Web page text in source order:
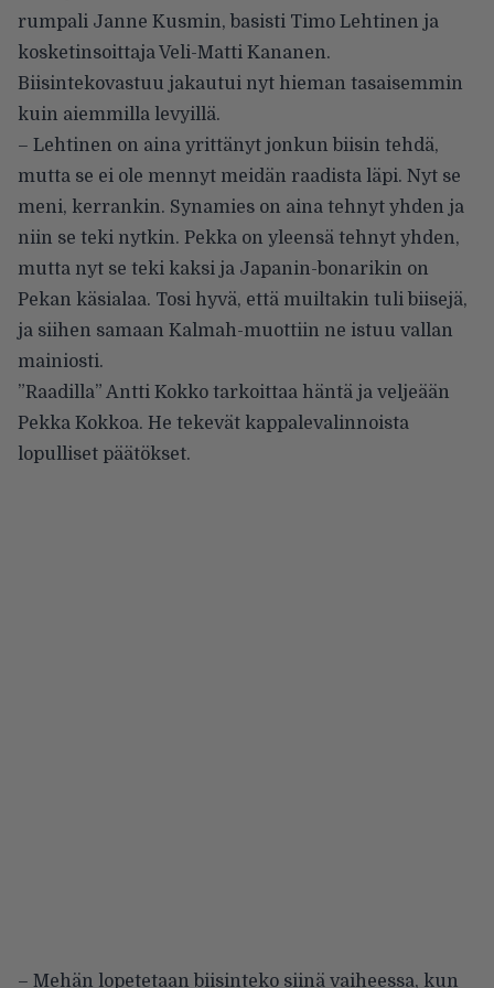
rumpali Janne Kusmin, basisti Timo Lehtinen ja
kosketinsoittaja Veli-Matti Kananen.
Biisintekovastuu jakautui nyt hieman tasaisemmin
kuin aiemmilla levyillä.
– Lehtinen on aina yrittänyt jonkun biisin tehdä,
mutta se ei ole mennyt meidän raadista läpi. Nyt se
meni, kerrankin. Synamies on aina tehnyt yhden ja
niin se teki nytkin. Pekka on yleensä tehnyt yhden,
mutta nyt se teki kaksi ja Japanin-bonarikin on
Pekan käsialaa. Tosi hyvä, että muiltakin tuli biisejä,
ja siihen samaan Kalmah-muottiin ne istuu vallan
mainiosti.
”Raadilla” Antti Kokko tarkoittaa häntä ja veljeään
Pekka Kokkoa. He tekevät kappalevalinnoista
lopulliset päätökset.
– Mehän lopetetaan biisinteko siinä vaiheessa, kun